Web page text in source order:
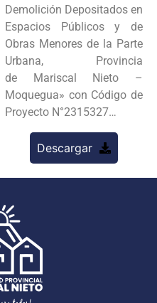
Demolición Depositados en
Espacios Públicos y de
Obras Menores de la Parte
Urbana, Provincia
de Mariscal Nieto –
Moquegua» con Código de
Proyecto N°2315327…
Descargar